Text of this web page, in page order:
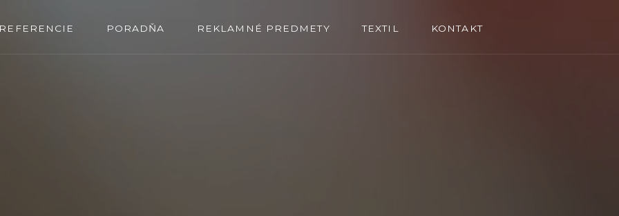
PORADŇA REKLAMNÉ PREDMETY TEXTIL KONTAKT